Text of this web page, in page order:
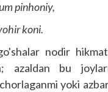
pinhoniy,
koni.
nodir
azaldan bu
yoki